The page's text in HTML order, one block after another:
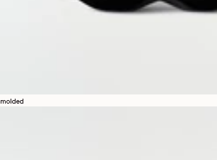
molded